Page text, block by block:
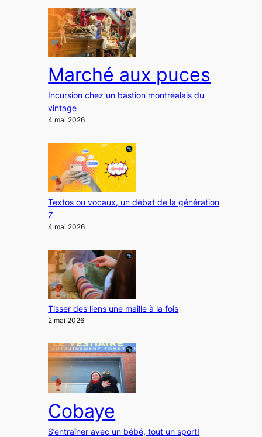
Marché aux puces
Incursion chez un bastion montréalais du
vintage
4 mai 2026
Textos ou vocaux, un débat de la génération
Z
4 mai 2026
Tisser des liens une maille à la fois
2 mai 2026
Cobaye
S’entraîner avec un bébé, tout un sport!